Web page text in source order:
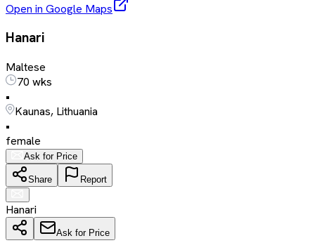
Open in Google Maps
Hanari
Maltese
70 wks
•
Kaunas, Lithuania
•
female
Ask for Price
Share Report
Hanari
Ask for Price